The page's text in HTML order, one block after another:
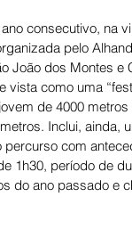
consecutivo, na
pelo
João dos Montes e
vista como uma
de 4000 metros
Inclui, ainda,
com
1h30, período de
do ano passado e